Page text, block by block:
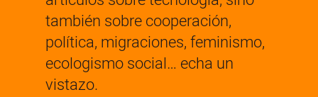
también sobre cooperación,
política, migraciones, feminismo,
ecologismo social… echa un
vistazo.